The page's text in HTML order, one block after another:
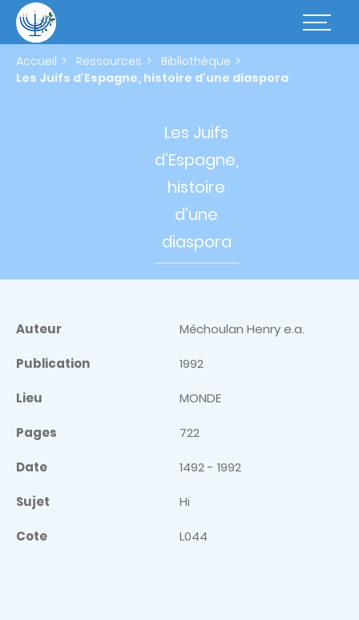
contenu
principal
Basculer
Accueil Ressources
Bibliothèque
Les Juifs d'Espagne, histoire d'une diaspora
Les Juifs
d'Espagne,
histoire
d'une
diaspora
Auteur Méchoulan Henry e.a.
Publication 1992
Lieu MONDE
Pages 722
Date 1492 - 1992
Sujet Hi
Cote L044